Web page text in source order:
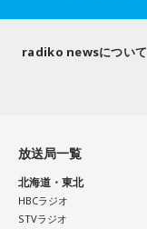
radiko newsについて
放送局一覧
北海道・東北
HBCラジオ
STVラジオ